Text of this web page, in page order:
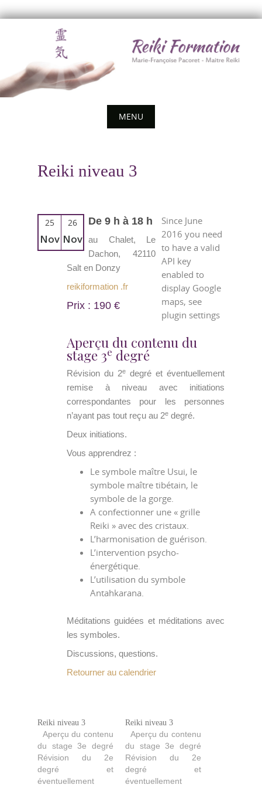
MENU
Reiki niveau 3
25
Nov
26
Nov
Since June
2016 you need
to have a valid
API key
enabled to
display Google
maps, see
plugin settings
De 9 h à 18 h
au Chalet, Le
Dachon, 42110
Salt en Donzy
reikiformation .fr
Prix : 190 €
Aperçu du contenu du
stage 3e degré
Révision du 2e degré et éventuellement
remise à niveau avec initiations
correspondantes pour les personnes
n’ayant pas tout reçu au 2e degré.
Deux initiations.
Vous apprendrez :
Le symbole maître Usui, le
symbole maître tibétain, le
symbole de la gorge.
A confectionner une « grille
Reiki » avec des cristaux.
L’harmonisation de guérison.
L’intervention psycho-
énergétique.
L’utilisation du symbole
Antahkarana.
Méditations guidées et méditations avec
les symboles.
Discussions, questions.
Retourner au calendrier
Reiki niveau 3
Aperçu du contenu
du stage 3e degré
Révision du 2e
degré et
éventuellement
Reiki niveau 3
Aperçu du contenu
du stage 3e degré
Révision du 2e
degré et
éventuellement